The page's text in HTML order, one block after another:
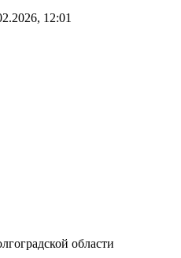
12:01
области